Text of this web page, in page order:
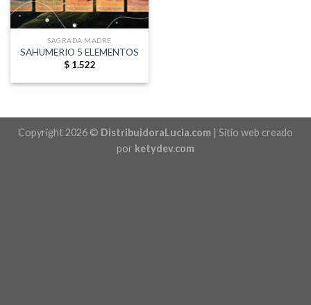
SAGRADA MADRE
SAHUMERIO 5 ELEMENTOS
$1.522
Copyright 2026 © DistribuidoraLucia.com | Sitio web creado
por ketydev.com